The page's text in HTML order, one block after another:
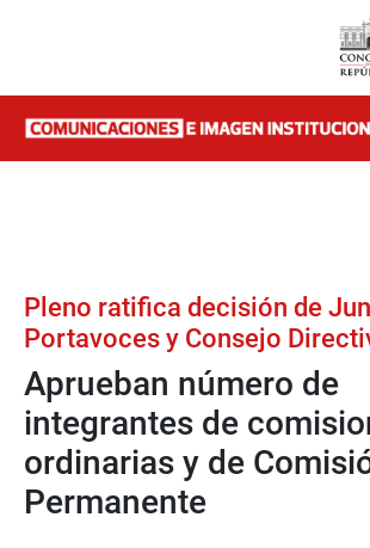
Pleno ratifica decisión de
Portavoces y Consejo
Aprueban número de
integrantes de
ordinarias y de
Permanente